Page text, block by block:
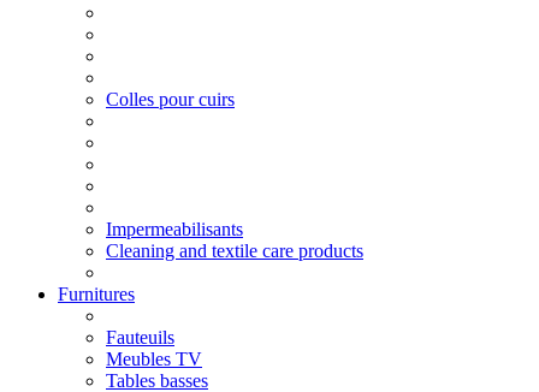
Colles pour cuirs
Impermeabilisants
Cleaning and textile care products
Furnitures
Fauteuils
Meubles TV
Tables basses